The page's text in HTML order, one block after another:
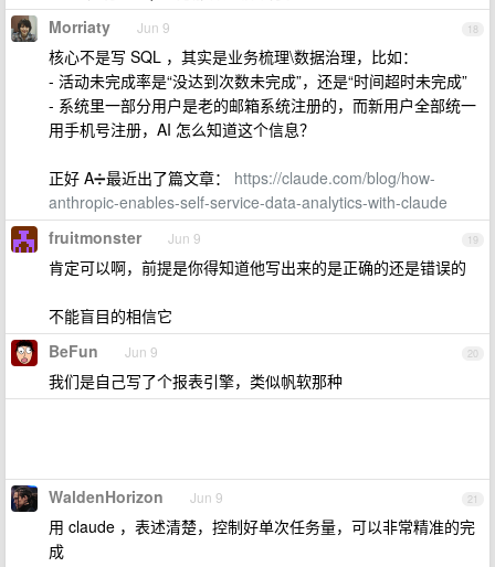
18
Morriaty Jun 9
核心不是写 SQL ，其实是业务梳理\数据治理，比如：
- 活动未完成率是“没达到次数未完成”，还是“时间超时未完成”
- 系统里一部分用户是老的邮箱系统注册的，而新用户全部统一
用手机号注册，AI 怎么知道这个信息？
正好 A➗最近出了篇文章： https://claude.com/blog/how-
anthropic-enables-self-service-data-analytics-with-claude
19
fruitmonster Jun 9
肯定可以啊，前提是你得知道他写出来的是正确的还是错误的
不能盲目的相信它
20
BeFun Jun 9
我们是自己写了个报表引擎，类似帆软那种
21
WaldenHorizon Jun 9
用 claude ，表述清楚，控制好单次任务量，可以非常精准的完
成